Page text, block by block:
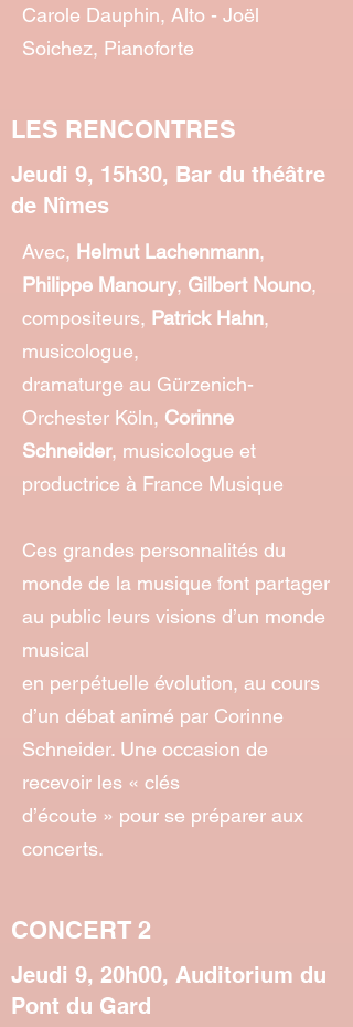
Carole Dauphin, Alto - Joël
Soichez, Pianoforte
LES RENCONTRES
Jeudi 9, 15h30, Bar du théâtre
de Nîmes
Avec, Helmut Lachenmann,
Philippe Manoury, Gilbert Nouno,
compositeurs, Patrick Hahn,
musicologue,
dramaturge au Gürzenich-
Orchester Köln, Corinne
Schneider, musicologue et
productrice à France Musique
Ces grandes personnalités du
monde de la musique font partager
au public leurs visions d’un monde
musical
en perpétuelle évolution, au cours
d’un débat animé par Corinne
Schneider. Une occasion de
recevoir les « clés
d’écoute » pour se préparer aux
concerts.
CONCERT 2
Jeudi 9, 20h00, Auditorium du
Pont du Gard